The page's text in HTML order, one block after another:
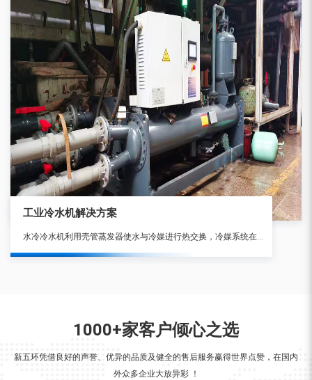
工业冷水机解决方案
水冷冷水机利用壳管蒸发器使水与冷媒进行热交换，冷媒系统在吸收水中的热负荷，使水降温产生冷水后，通过压缩机的作用将热量带至壳管式冷凝器，由冷媒与水进行热交换，使水吸收热量后通过水管将热量带出外部散失。
1000+家客户倾心之选
新五环凭借良好的声誉、优异的品质及健全的售后服务赢得世界点赞，在国内
外众多企业大放异彩 ！